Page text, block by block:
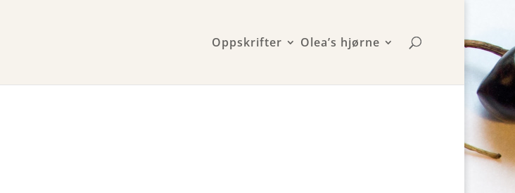
Oppskrifter Olea’s hjørne